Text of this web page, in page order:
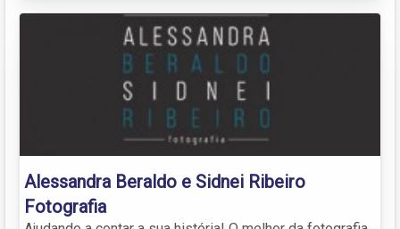
Alessandra Beraldo e Sidnei Ribeiro
Fotografia